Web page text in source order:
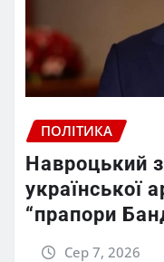
ПОЛІТИКА
Навроцький
української
“прапори
Сер 7, 2026